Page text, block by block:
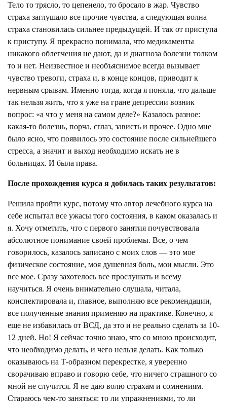
Тело то трясло, то цепенело, то бросало в жар. Чувство
страха заглушало все прочие чувства, а следующая волна
страха становилась сильнее предыдущей. И так от приступа
к приступу. Я прекрасно понимала, что медикаменты
никакого облегчения не дают, да и диагноза болезни толком
то и нет. Неизвестное и необъяснимое всегда вызывает
чувство тревоги, страха и, в конце концов, приводит к
нервным срывам. Именно тогда, когда я поняла, что дальше
так нельзя жить, что я уже на гране депрессии возник
вопрос: «а что у меня на самом деле?» Казалось разное:
какая-то болезнь, порча, сглаз, зависть и прочее. Одно мне
было ясно, что появилось это состояние после сильнейшего
стресса, а значит и выход необходимо искать не в
больницах. И была права.
После прохождения курса я добилась таких результатов:
Решила пройти курс, потому что автор лечебного курса на
себе испытал все ужасы того состояния, в каком оказалась и
я. Хочу отметить, что с первого занятия почувствовала
абсолютное понимание своей проблемы. Все, о чем
говорилось, казалось записано с моих слов — это мое
физическое состояние, моя душевная боль, мои мысли. Это
все мое. Сразу захотелось все прослушать и всему
научиться. Я очень внимательно слушала, читала,
конспектировала и, главное, выполняю все рекомендации,
все полученные знания применяю на практике. Конечно, я
еще не избавилась от ВСД, да это и не реально сделать за 10-
12 дней. Но! Я сейчас точно знаю, что со мною происходит,
что необходимо делать, и чего нельзя делать. Как только
оказываюсь на Т-образном перекрестке, я уверенно
сворачиваю вправо и говорю себе, что ничего страшного со
мной не случится. Я не даю волю страхам и сомнениям.
Стараюсь чем-то заняться: то ли упражнениями, то ли